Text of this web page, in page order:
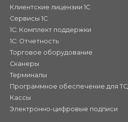
Клиентские лицензии 1С
Сервисы 1С
1С: Комплект поддержки
1С: Отчетность
Торговое оборудование
Сканеры
Терминалы
Программное обеспечение для
Кассы
Электронно-цифровые подписи